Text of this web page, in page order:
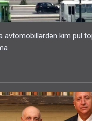
avtomobillərdən kim pul